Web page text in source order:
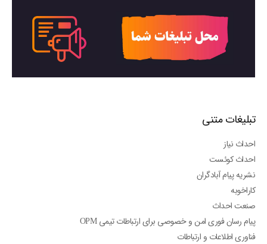
تبلیغات متنی
احداث نیاز
احداث کوئست
نشریه پیام آبادگران
کاراخوبه
صنعت احداث
پیام رسان فوری امن و خصوصی برای ارتباطات تیمی OPM
فناوری اطلاعات و ارتباطات